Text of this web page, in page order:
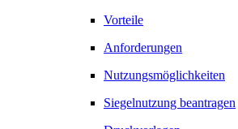
Vorteile
Anforderungen
Nutzungsmöglichkeiten
Siegelnutzung beantragen